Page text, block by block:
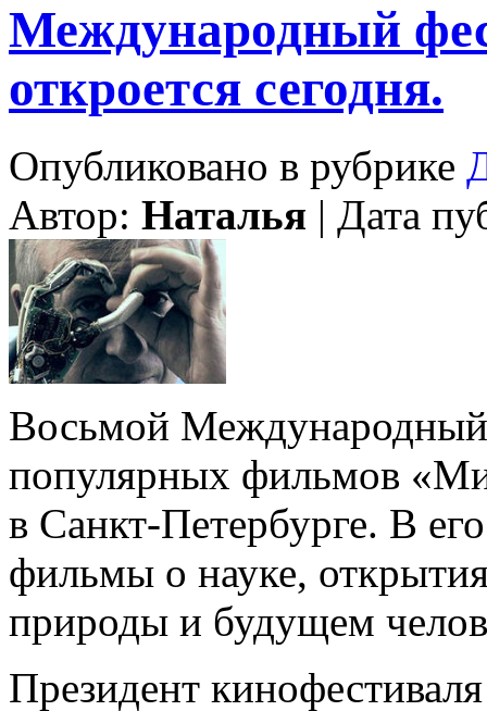
Международный
откроется сегодня.
Опубликовано в рубрике
Автор: Наталья | Дата
Восьмой Международный
популярных фильмов
в Санкт-Петербурге. В
фильмы о науке,
природы и будущем
Президент